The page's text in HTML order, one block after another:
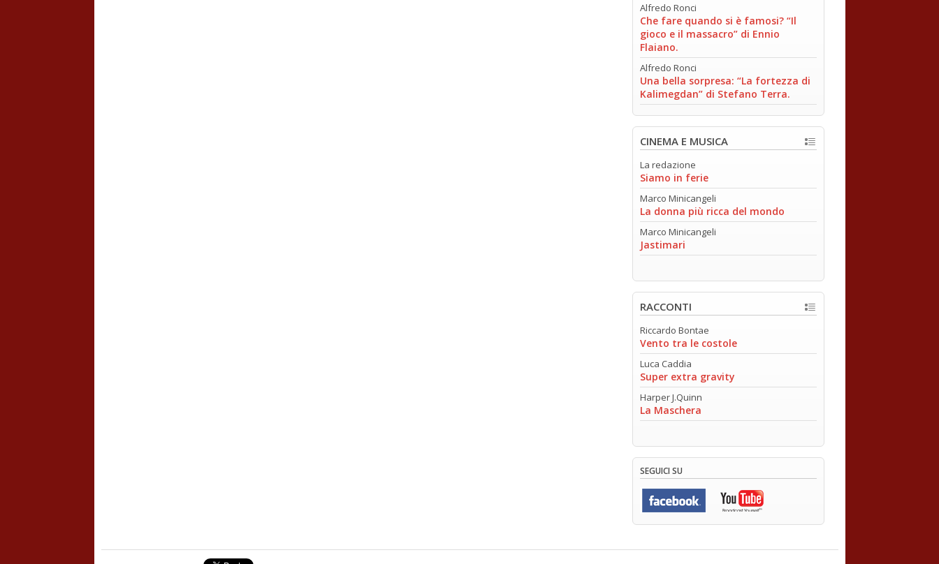
Alfredo Ronci
Che fare quando si è famosi? “Il
gioco e il massacro” di Ennio
Flaiano.
Alfredo Ronci
Una bella sorpresa: “La fortezza di
Kalimegdan” di Stefano Terra.
CINEMA E MUSICA
La redazione
Siamo in ferie
Marco Minicangeli
La donna più ricca del mondo
Marco Minicangeli
Jastimari
RACCONTI
Riccardo Bontae
Vento tra le costole
Luca Caddia
Super extra gravity
Harper J.Quinn
La Maschera
SEGUICI SU